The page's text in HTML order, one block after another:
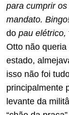
para cumprir
mandato.
do pau elétrico,
Otto não
estado,
isso não foi
principalmente
levante da